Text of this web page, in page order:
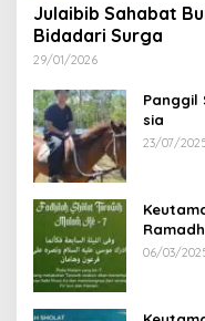
Julaibib Sahabat
Bidadari Surga
29/01/2026
Panggil
sia
23/07/
06/03/